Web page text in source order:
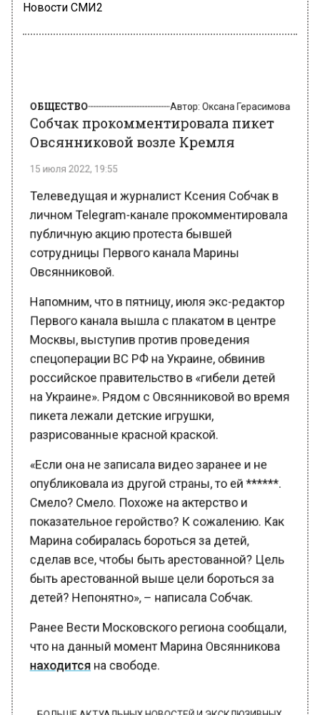
Новости СМИ2
Собчак прокомментировала пикет
Овсянниковой возле Кремля
15 июля 2022, 19:55
Телеведущая и журналист Ксения Собчак в
личном Telegram-канале прокомментировала
публичную акцию протеста бывшей
сотрудницы Первого канала Марины
Овсянниковой.
Первого канала вышла с плакатом в центре
Москвы, выступив против проведения
спецоперации ВС РФ на Украине, обвинив
российское правительство в «гибели детей
на Украине». Рядом с Овсянниковой во время
пикета лежали детские игрушки,
разрисованные красной краской.
«Если она не записала видео заранее и не
опубликовала из другой страны, то ей ******.
Смело? Смело. Похоже на актерство и
показательное геройство? К сожалению. Как
Марина собиралась бороться за детей,
сделав все, чтобы быть арестованной? Цель
быть арестованной выше цели бороться за
детей? Непонятно», – написала Собчак.
Ранее Вести Московского региона сообщали,
что на данный момент Марина Овсянникова
находитсяна свободе.